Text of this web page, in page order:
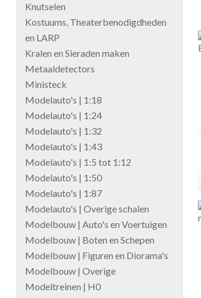
Knutselen
Kostuums, Theaterbenodigdheden
en LARP
Kralen en Sieraden maken
Metaaldetectors
Ministeck
Modelauto's | 1:18
Modelauto's | 1:24
Modelauto's | 1:32
Modelauto's | 1:43
Modelauto's | 1:5 tot 1:12
Modelauto's | 1:50
Modelauto's | 1:87
Modelauto's | Overige schalen
Modelbouw | Auto's en Voertuigen
Modelbouw | Boten en Schepen
Modelbouw | Figuren en Diorama's
Modelbouw | Overige
Modeltreinen | H0